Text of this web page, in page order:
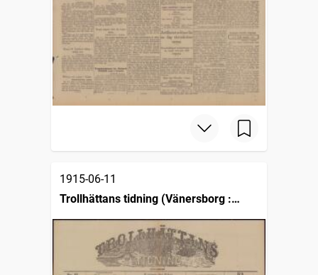
1915-06-11
Trollhättans tidning (Vänersborg :
1903)